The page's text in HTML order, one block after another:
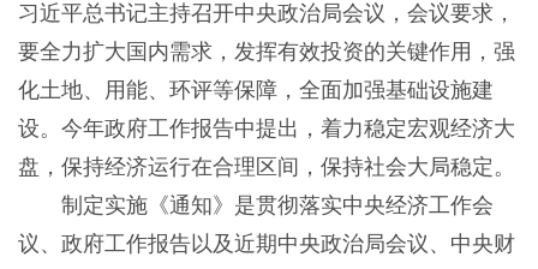
习近平总书记主持召开中央政治局会议，会议要求，
要全力扩大国内需求，发挥有效投资的关键作用，强
化土地、用能、环评等保障，全面加强基础设施建
设。今年政府工作报告中提出，着力稳定宏观经济大
盘，保持经济运行在合理区间，保持社会大局稳定。
制定实施《通知》是贯彻落实中央经济工作会
议、政府工作报告以及近期中央政治局会议、中央财